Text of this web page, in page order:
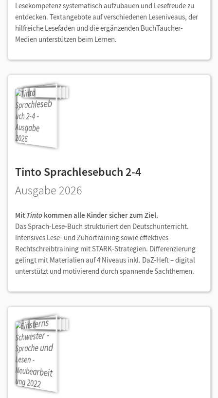
Lesekompetenz systematisch aufzubauen und Lesefreude zu
entdecken. Textangebote auf verschiedenen Leseniveaus, der
hilfreiche Lesefaden und die ergänzenden BuchTaucher-
Medien unterstützen beim Lernen.
Tinto Sprachlesebuch 2-4
Ausgabe 2026
Mit Tinto kommen alle Kinder sicher zum Ziel.
Das Sprach-Lese-Buch strukturiert den Deutschunterricht.
Intensives Lese- und Zuhörtraining sowie effektives
Rechtschreibtraining mit STARK-Strategien. Differenzierung
gelingt mit Materialien auf 4 Niveaus inkl. DaZ-Heft – digital
unterstützt und motivierend durch spannende Sachthemen.